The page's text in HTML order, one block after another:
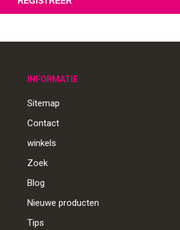
INFORMATIE
Sitemap
Contact
winkels
Zoek
Blog
Nieuwe producten
Tips